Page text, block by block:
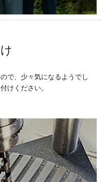
で、少々気になるようでし
けください。